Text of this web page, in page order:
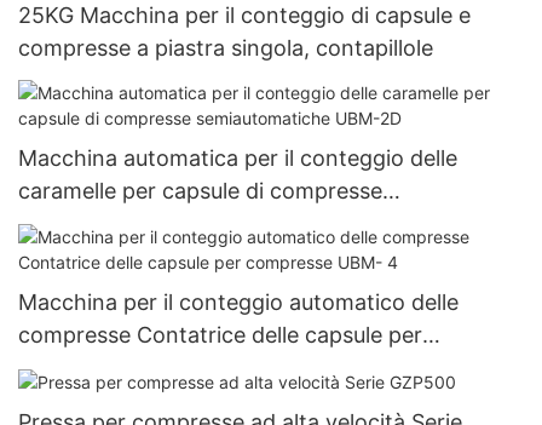
25KG Macchina per il conteggio di capsule e
compresse a piastra singola, contapillole
Macchina automatica per il conteggio delle
caramelle per capsule di compresse
semiautomatiche UBM-2D
Macchina per il conteggio automatico delle
compresse Contatrice delle capsule per
compresse UBM- 4